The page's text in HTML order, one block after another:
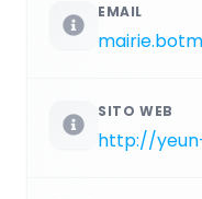
EMAIL
SITO WEB
http://